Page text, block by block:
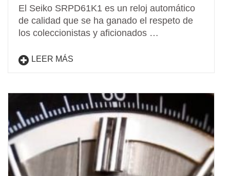
El Seiko SRPD61K1 es un reloj automático
de calidad que se ha ganado el respeto de
los coleccionistas y aficionados …
LEER MÁS